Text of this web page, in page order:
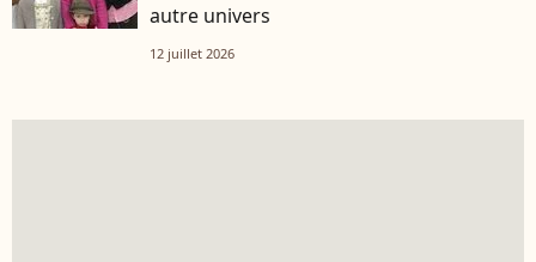
autre univers
12 juillet 2026